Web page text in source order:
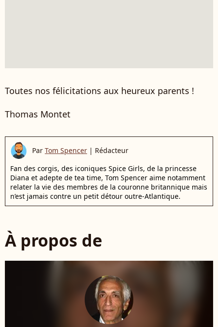
Toutes nos félicitations aux heureux parents !
Thomas Montet
Par Tom Spencer | Rédacteur
Fan des corgis, des iconiques Spice Girls, de la princesse
Diana et adepte de tea time, Tom Spencer aime notamment
relater la vie des membres de la couronne britannique mais
n’est jamais contre un petit détour outre-Atlantique.
À propos de